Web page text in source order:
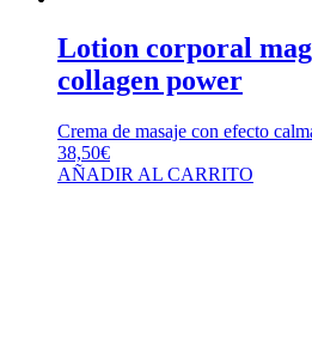
Lotion corporal
collagen power
Crema de masaje con efecto
38,50€
AÑADIR AL CARRITO